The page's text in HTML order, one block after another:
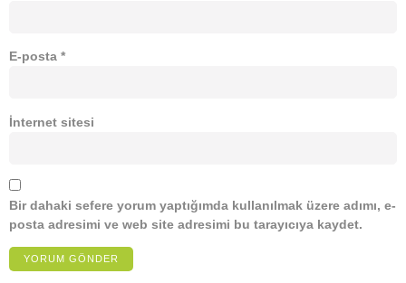
E-posta *
İnternet sitesi
Bir dahaki sefere yorum yaptığımda kullanılmak üzere adımı, e-
posta adresimi ve web site adresimi bu tarayıcıya kaydet.